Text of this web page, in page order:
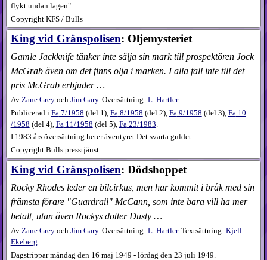
flykt undan lagen".
Copyright KFS / Bulls
King vid Gränspolisen: Oljemysteriet
Gamle Jackknife tänker inte sälja sin mark till prospektören Jock
McGrab även om det finns olja i marken. I alla fall inte till det
pris McGrab erbjuder …
Av Zane Greyoch Jim Gary. Översättning: L. Hartler.
Publicerad i Fa 7​/1958 (del 1 ), Fa 8​/1958 (del 2), Fa 9​/1958 (del 3), Fa 10​
/1958 (del 4), Fa 11​/1958 (del 5), Fa 23​/1983
I 1983 års översättning heter äventyret Det svarta guldet.
Copyright Bulls presstjänst
King vid Gränspolisen: Dödshoppet
Rocky Rhodes leder en bilcirkus, men har kommit i bråk med sin
främsta förare "Guardrail" McCann, som inte bara vill ha mer
betalt, utan även Rockys dotter Dusty …
Av Zane Greyoch Jim Gary. Översättning: L. Hartler. Textsättning: Kjell
Ekeberg.
Dagstrippar måndag den 16 maj 1949 - lördag den 23 juli 1949.